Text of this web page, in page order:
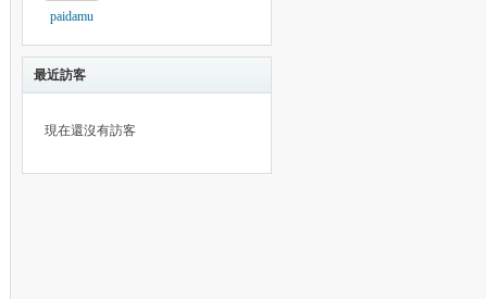
paidamu
最近訪客
現在還沒有訪客